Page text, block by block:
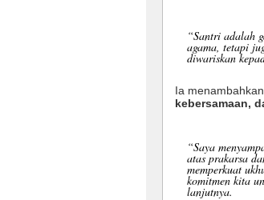
“Santri adalah
agama, tetapi
diwariskan
Ia
kebersamaan,
“Saya
atas prakarsa
memperkuat
komitmen kita
lanjutnya.